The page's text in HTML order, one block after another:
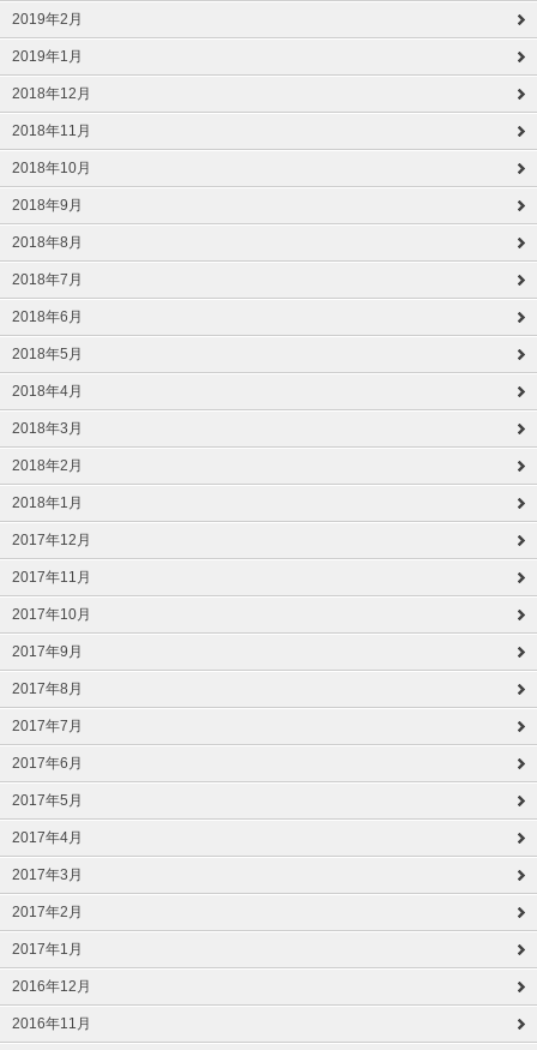
2019年2月
2019年1月
2018年12月
2018年11月
2018年10月
2018年9月
2018年8月
2018年7月
2018年6月
2018年5月
2018年4月
2018年3月
2018年2月
2018年1月
2017年12月
2017年11月
2017年10月
2017年9月
2017年8月
2017年7月
2017年6月
2017年5月
2017年4月
2017年3月
2017年2月
2017年1月
2016年12月
2016年11月